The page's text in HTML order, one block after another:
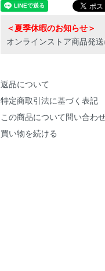
＜夏季休暇のお知らせ＞
オンラインストア商品発
返品について
特定商取引法に基づく表記
この商品について問い合わ
買い物を続ける